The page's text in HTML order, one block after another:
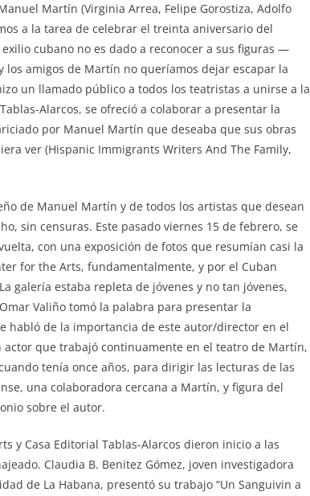
Martín (Virginia Arrea, Felipe Gorostiza, Adolfo
a la tarea de celebrar el treinta aniversario del
cubano no es dado a reconocer a sus figuras —
amigos de Martín no queríamos dejar escapar la
un llamado público a todos los teatristas a unirse a la
Alarcos, se ofreció a colaborar a presentar la
por Manuel Martín que deseaba que sus obras
ver (Hispanic Immigrants Writers And The Family,
de Manuel Martín y de todos los artistas que desean
sin censuras. Este pasado viernes 15 de febrero, se
con una exposición de fotos que resumían casi la
for the Arts, fundamentalmente, y por el Cuban
galería estaba repleta de jóvenes y no tan jóvenes,
Valiño tomó la palabra para presentar la
habló de la importancia de este autor/director en el
que trabajó continuamente en el teatro de Martín,
tenía once años, para dirigir las lecturas de las
una colaboradora cercana a Martín, y figura del
sobre el autor.
y Casa Editorial Tablas-Alarcos dieron inicio a las
Claudia B. Benitez Gómez, joven investigadora
de La Habana, presentó su trabajo “Un Sanguivin a